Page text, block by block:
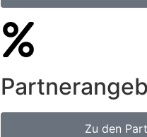
Zu den